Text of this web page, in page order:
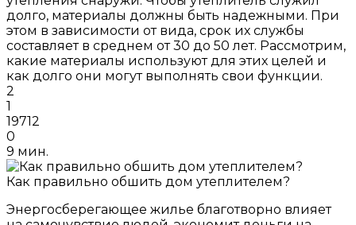
долго, материалы должны быть надежными. При
этом в зависимости от вида, срок их службы
составляет в среднем от 30 до 50 лет. Рассмотрим,
какие материалы используют для этих целей и
как долго они могут выполнять свои функции.
2
1
19712
0
9 мин.
Как правильно обшить дом утеплителем?
Энергосберегающее жилье благотворно влияет